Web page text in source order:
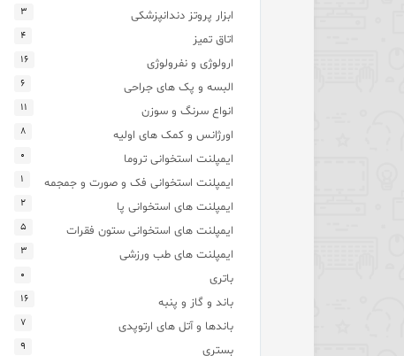
ابزار پروتز دندانپزشکی ۳
اتاق تمیز ۴
ارولوژی و نفرولوژی ۱۶
البسه و پک های جراحی ۶
انواع سرنگ و سوزن ۱۱
اورژانس و کمک های اولیه ۸
ایمپلنت استخوانی تروما ۰
ایمپلنت استخوانی فک و صورت و جمجمه ۱
ایمپلنت های استخوانی پا ۲
ایمپلنت های استخوانی ستون فقرات ۵
ایمپلنت های طب ورزشی ۳
باتری ۰
باند و گاز و پنبه ۱۶
باندها و آتل های ارتوپدی ۷
بستری ۹